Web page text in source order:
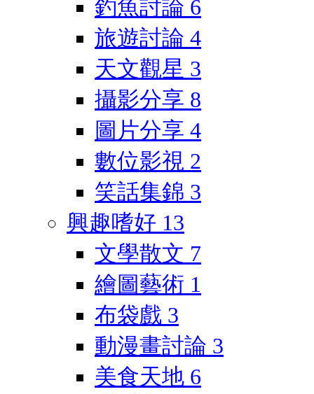
釣魚討論 6
旅遊討論 4
天文觀星 3
攝影分享 8
圖片分享 4
數位影視 2
笑話集錦 3
興趣嗜好 13
文學散文 7
繪圖藝術 1
布袋戲 3
動漫畫討論 3
美食天地 6